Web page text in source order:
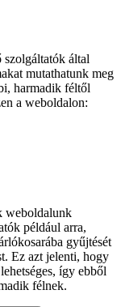
szolgáltatók által
mutathatunk meg
harmadik féltől
a weboldalon:
weboldalunk
például arra,
gyűjtését
Ez azt jelenti, hogy
így ebből
félnek.